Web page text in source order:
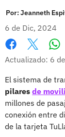
Por:Jeanneth
6 de Dic, 2024
Facebook
X
Actualizado: 6
El sistema de
pilares de
millones de
conexión entre
de la tarjeta